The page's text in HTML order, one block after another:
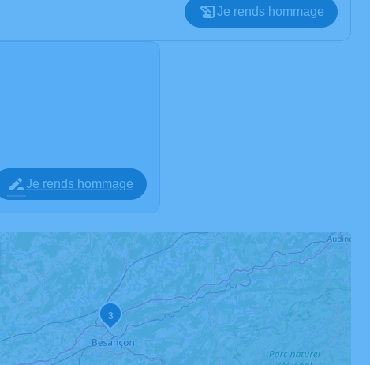
Je rends hommage
Je rends hommage
3